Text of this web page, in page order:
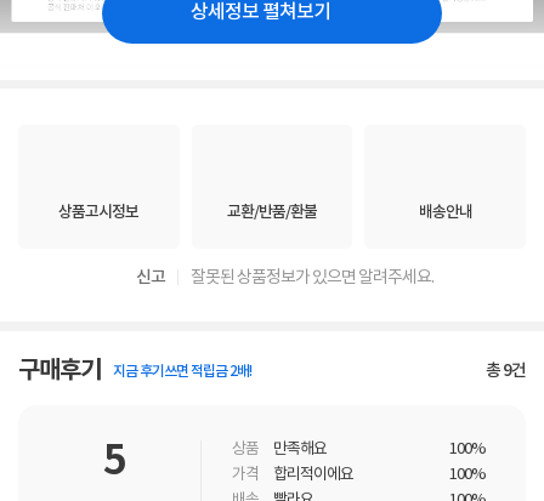
상세정보 펼쳐보기
상품고시정보 교환/반품/환불 배송안내
신고 잘못된 상품정보가 있으면 알려주세요.
구매후기 지금 후기쓰면 적립금 2배! 총9건
5 상품 만족해요
100%
가격
합리적이에요
100%